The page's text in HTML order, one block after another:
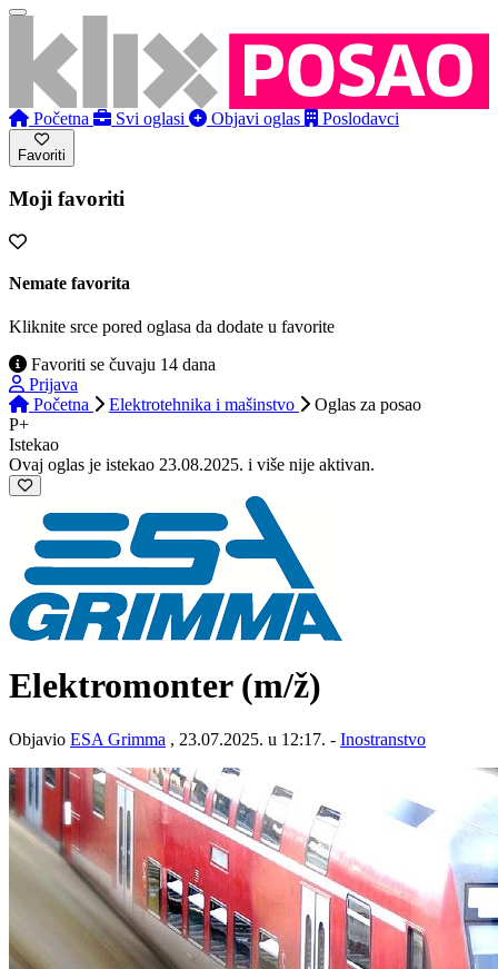
Početna Svi oglasi Objavi oglas Poslodavci
Favoriti
Moji favoriti
Nemate favorita
Kliknite srce pored oglasa da dodate u favorite
Favoriti se čuvaju 14 dana
Prijava
Početna
Elektrotehnika i mašinstvo Oglas za posao
P+
Istekao
Ovaj oglas je istekao 23.08.2025. i više nije aktivan.
Elektromonter (m/ž)
Objavio ESA Grimma , 23.07.2025. u 12:17. - Inostranstvo